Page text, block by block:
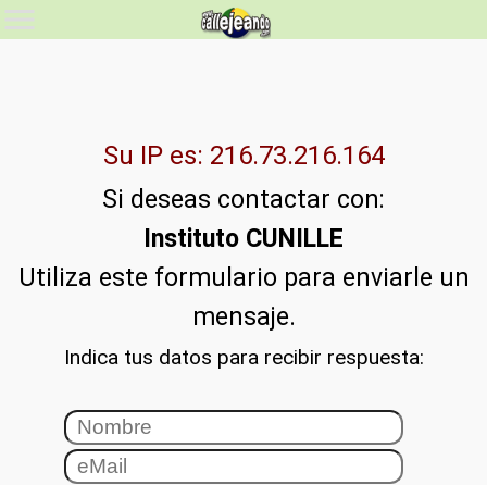
Su IP es: 216.73.216.164
Si deseas contactar con:
Instituto CUNILLE
Utiliza este formulario para enviarle un
mensaje.
Indica tus datos para recibir respuesta: